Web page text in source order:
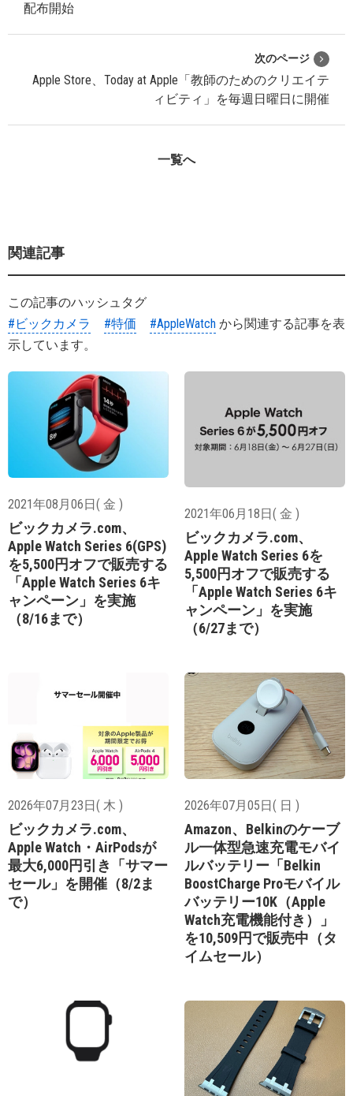
配布開始
次のページ
Apple Store、Today at Apple「教師のためのクリエイテ
ィビティ」を毎週日曜日に開催
一覧へ
関連記事
この記事のハッシュタグ
#ビックカメラ
#特価 #AppleWatch から関連する記事を表
示しています。
2021年08月06日( 金 )
ビックカメラ.com、
Apple Watch Series 6(GPS)
を5,500円オフで販売する
「Apple Watch Series 6キ
ャンペーン」を実施
（8/16まで）
2021年06月18日( 金 )
ビックカメラ.com、
Apple Watch Series 6を
5,500円オフで販売する
「Apple Watch Series 6キ
ャンペーン」を実施
（6/27まで）
2026年07月23日( 木 )
ビックカメラ.com、
Apple Watch・AirPodsが
最大6,000円引き「サマー
セール」を開催（8/2ま
で）
2026年07月05日( 日 )
Amazon、Belkinのケーブ
ル一体型急速充電モバイ
ルバッテリー「Belkin
BoostCharge Proモバイル
バッテリー10K（Apple
Watch充電機能付き）」
を10,509円で販売中（タ
イムセール）